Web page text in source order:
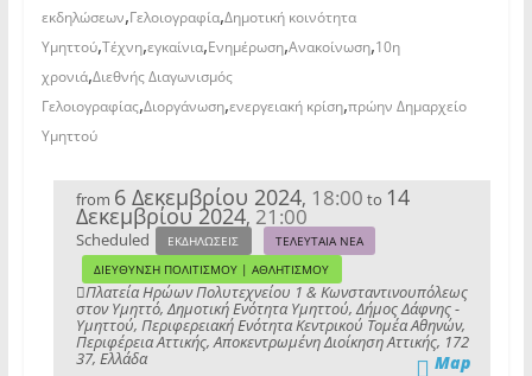
εκδηλώσεων,Γελοιογραφία,Δημοτική κοινότητα
Υμηττού,Τέχνη,εγκαίνια,Ενημέρωση,Ανακοίνωση,10η
χρονιά,Διεθνής Διαγωνισμός
Γελοιογραφίας,Διοργάνωση,ενεργειακή κρίση,πρώην Δημαρχείο
Υμηττού
from 6 Δεκεμβρίου 2024, 18:00 to 14
Δεκεμβρίου 2024, 21:00
Scheduled ΕΚΔΗΛΩΣΕΙΣ
ΤΕΛΕΥΤΑΙΑ ΝΕΑ
ΔΙΕΥΘΥΝΣΗ ΠΟΛΙΤΙΣΜΟΥ | ΑΘΛΗΤΙΣΜΟΥ
Πλατεία Ηρώων Πολυτεχνείου 1 & Κωνσταντινουπόλεως
στον Υμηττό, Δημοτική Ενότητα Υμηττού, Δήμος Δάφνης -
Υμηττού, Περιφερειακή Ενότητα Κεντρικού Τομέα Αθηνών,
Περιφέρεια Αττικής, Αποκεντρωμένη Διοίκηση Αττικής, 172
37, Ελλάδα Map